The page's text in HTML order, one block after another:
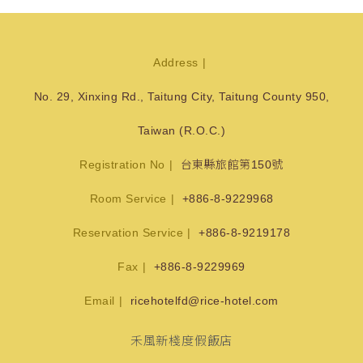
Address
No. 29, Xinxing Rd., Taitung City, Taitung County 950,
Taiwan (R.O.C.)
Registration No 台東縣旅館第150號
Room Service +886-8-9229968
Reservation Service +886-8-9219178
Fax +886-8-9229969
Email ricehotelfd@rice-hotel.com
禾風新棧度假飯店